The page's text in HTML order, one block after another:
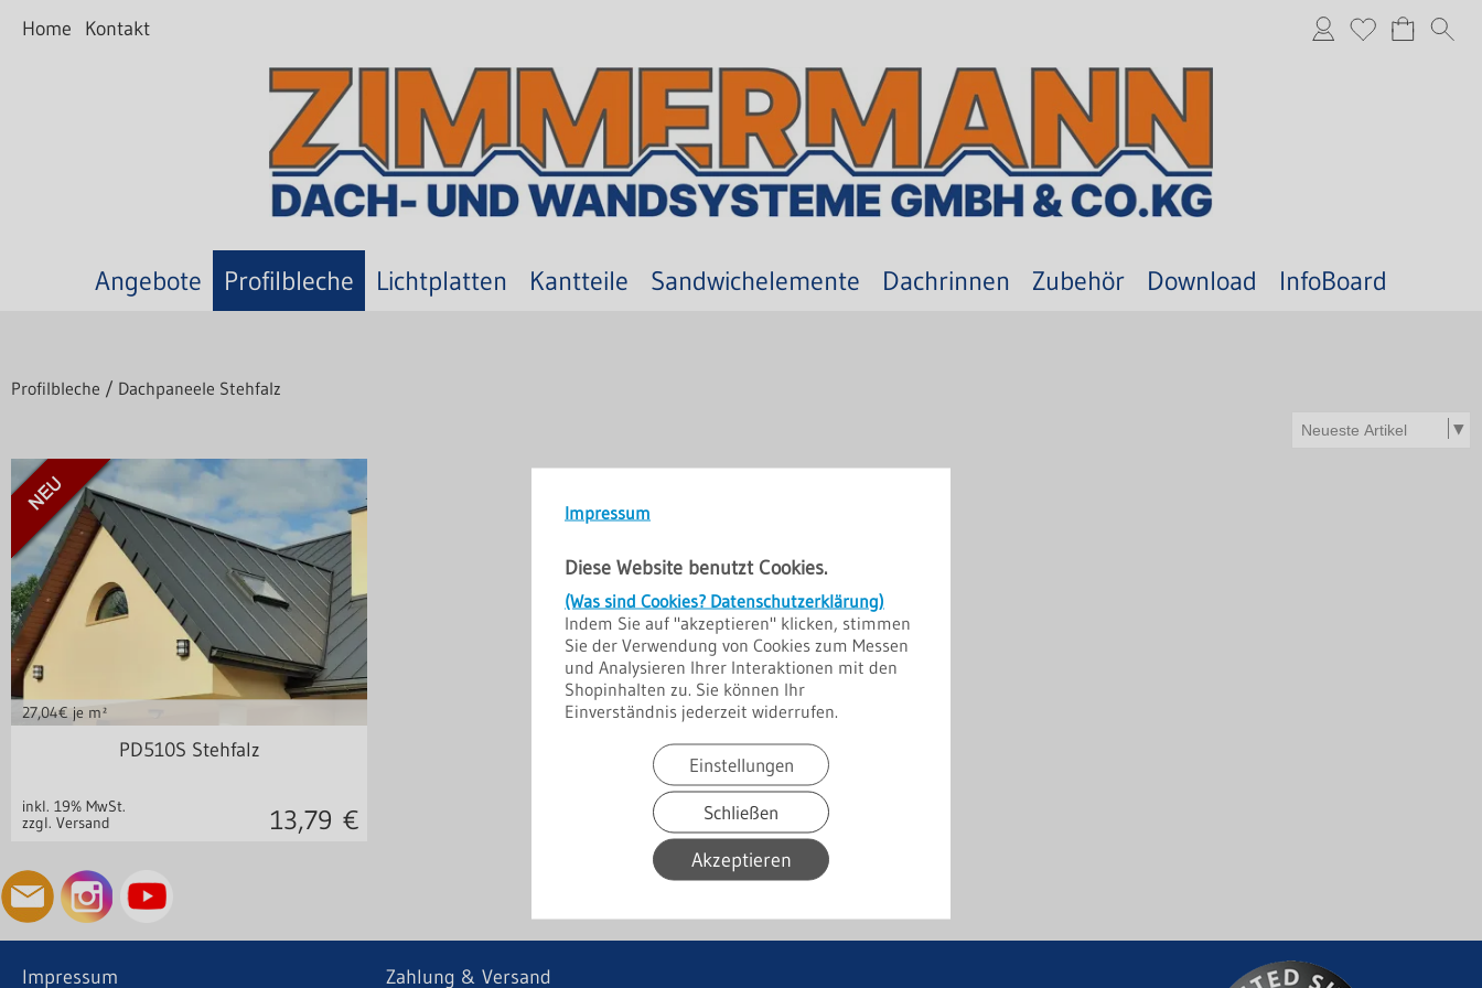
Impressum
Diese Website benutzt Cookies.
(Was sind Cookies? Datenschutzerklärung)
Indem Sie auf "akzeptieren" klicken, stimmen
Sie der Verwendung von Cookies zum Messen
und Analysieren Ihrer Interaktionen mit den
Shopinhalten zu. Sie können Ihr
Einverständnis jederzeit widerrufen.
Einstellungen
Schließen
Akzeptieren
Home Kontakt
Angebote Profilbleche Lichtplatten Kantteile Sandwichelemente Dachrinnen Zubehör Download InfoBoard
Profilbleche / Dachpaneele Stehfalz
Stahl 0,50 mm
27,04€ je m²
PD510S Stehfalz
inkl. 19% MwSt.
zzgl. Versand
13,79 €
Impressum Zahlung & Versand